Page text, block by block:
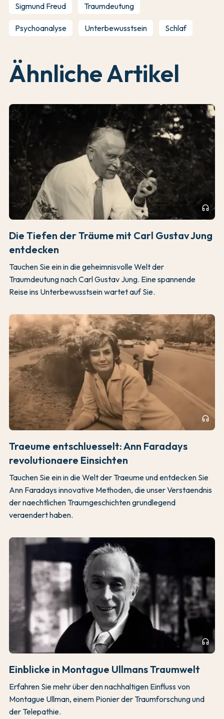
Sigmund Freud Traumdeutung
Psychoanalyse Unterbewusstsein Schlaf
Ähnliche Artikel
headphones
Die Tiefen der Träume mit Carl Gustav Jung
entdecken
Tauchen Sie ein in die geheimnisvolle Welt der
Traumdeutung nach Carl Gustav Jung. Eine spannende
Reise ins Unterbewusstsein wartet auf Sie.
headphones
Traeume entschluesselt: Ann Faradays
revolutionaere Einsichten
Tauchen Sie ein in die Welt der Traeume und entdecken Sie
Ann Faradays innovative Methoden, die unser Verstaendnis
der naechtlichen Traumgeschichten grundlegend
veraendert haben.
headphones
Einblicke in Montague Ullmans Traumwelt
Erfahren Sie mehr über den nachhaltigen Einfluss von
Montague Ullman, einem Pionier der Traumforschung und
der Telepathie.